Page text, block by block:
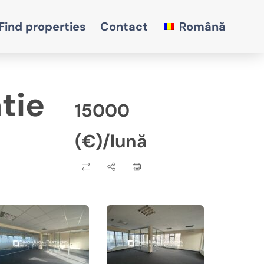
properties Contact Română
15000
(€)/lună